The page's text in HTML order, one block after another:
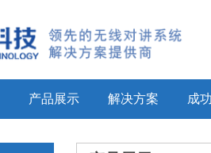
产品展示 解决方案 成